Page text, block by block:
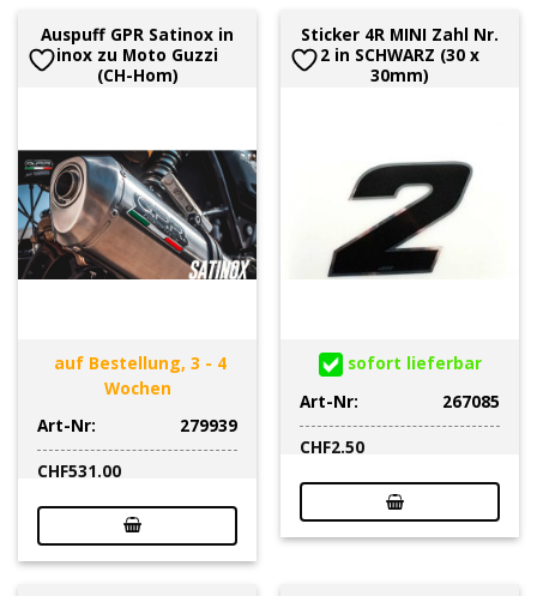
Auspuff GPR Satinox in
inox zu Moto Guzzi
(CH-Hom)
auf Bestellung, 3 - 4
Wochen
Art-Nr:
279939
CHF531.00
Sticker 4R MINI Zahl Nr.
2 in SCHWARZ (30 x
30mm)
sofort lieferbar
Art-Nr:
267085
CHF2.50